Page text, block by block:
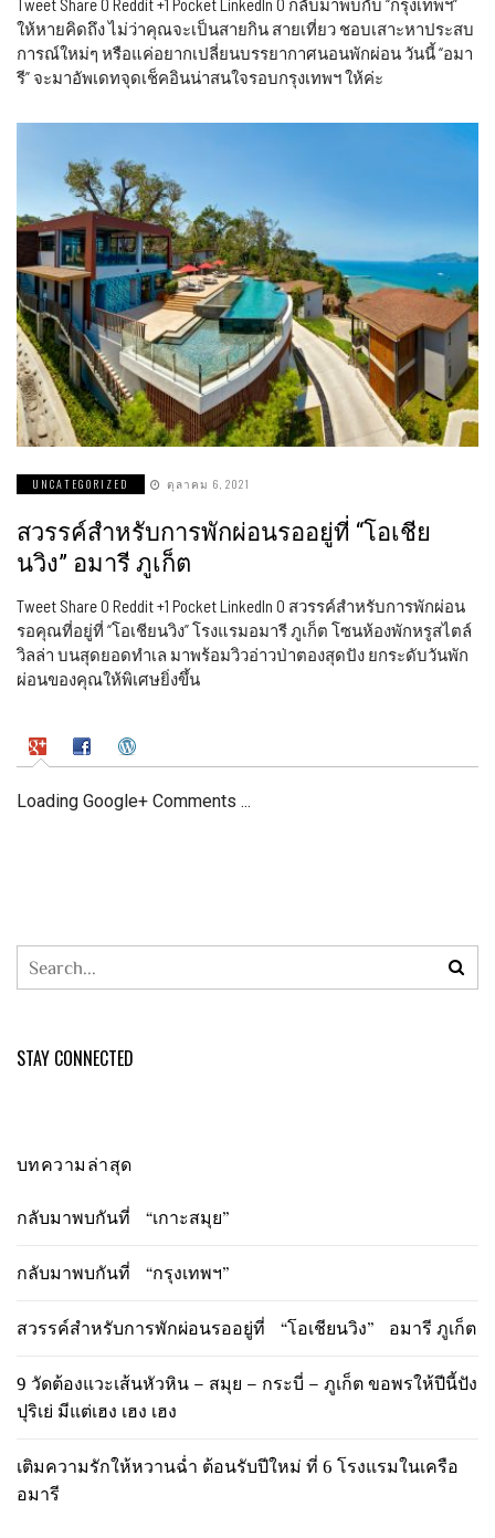
Tweet Share 0 Reddit +1 Pocket LinkedIn 0 กลับมาพบกับ “กรุงเทพฯ”
ให้หายคิดถึง ไม่ว่าคุณจะเป็นสายกิน สายเที่ยว ชอบเสาะหาประสบ
การณ์ใหม่ๆ หรือแค่อยากเปลี่ยนบรรยากาศนอนพักผ่อน วันนี้ “อมา
รี” จะมาอัพเดทจุดเช็คอินน่าสนใจรอบกรุงเทพฯ ให้ค่ะ
UNCATEGORIZED ตุลาคม 6, 2021
สวรรค์สำหรับการพักผ่อนรออยู่ที่ “โอเชีย
นวิง” อมารี ภูเก็ต
Tweet Share 0 Reddit +1 Pocket LinkedIn 0 สวรรค์สำหรับการพักผ่อน
รอคุณที่อยู่ที่ “โอเชียนวิง” โรงแรมอมารี ภูเก็ต โซนห้องพักหรูสไตล์
วิลล่า บนสุดยอดทำเล มาพร้อมวิวอ่าวป่าตองสุดปัง ยกระดับวันพัก
ผ่อนของคุณให้พิเศษยิ่งขึ้น
Loading Google+ Comments ...
STAY CONNECTED
บทความล่าสุด
กลับมาพบกันที่ “เกาะสมุย”
กลับมาพบกันที่ “กรุงเทพฯ”
สวรรค์สำหรับการพักผ่อนรออยู่ที่ “โอเชียนวิง” อมารี ภูเก็ต
9 วัดต้องแวะเส้นหัวหิน – สมุย – กระบี่ – ภูเก็ต ขอพรให้ปีนี้ปัง
ปุริเย่ มีแต่เฮง เฮง เฮง
เติมความรักให้หวานฉ่ำ ต้อนรับปีใหม่ ที่ 6 โรงแรมในเครือ
อมารี